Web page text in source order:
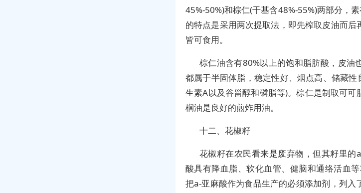
45%-50%)和棕仁(干基含48%-55%)两部分，
的特点是采用两次提取法，即先榨取皮油而
皆可食用。
棕仁油含有80%以上的饱和脂肪酸，皮油
都属于半固体脂，稳定性好、烟点高、储藏性
生素A以及谷甾醇和磷脂等)。棕仁是制取可
榈油是良好的煎炸用油。
十二、花椒籽
花椒籽在农民看来是废弃物，但其籽里的
酸具有降血脂、软化血管、健脑和通络活血
把a-亚麻酸作为食品生产的必须添加剂，列入